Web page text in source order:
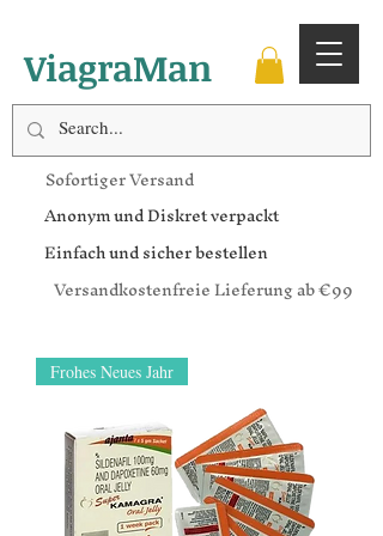
ViagraMan
Sofortiger Versand
Anonym und Diskret verpackt
Einfach und sicher bestellen
Versandkostenfreie Lieferung ab €99
Frohes Neues Jahr